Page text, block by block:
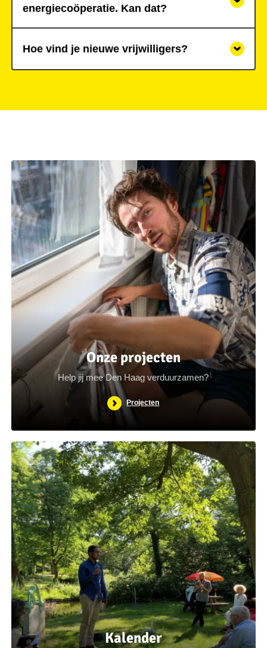
energiecoöperatie. Kan dat?
Hoe vind je nieuwe vrijwilligers?
Onze projecten
Help jij mee Den Haag verduurzamen?
Projecten
Kalender